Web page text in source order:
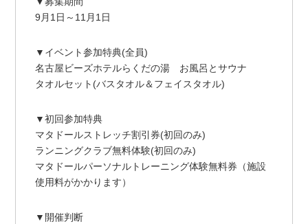
9月1日～11月1日
▼イベント参加特典(全員)
名古屋ビーズホテルらくだの湯 お風呂とサウナ
タオルセット(バスタオル＆フェイスタオル)
▼初回参加特典
マタドールストレッチ割引券(初回のみ)
ランニングクラブ無料体験(初回のみ)
マタドールパーソナルトレーニング体験無料券（施設
使用料がかかります）
▼開催判断